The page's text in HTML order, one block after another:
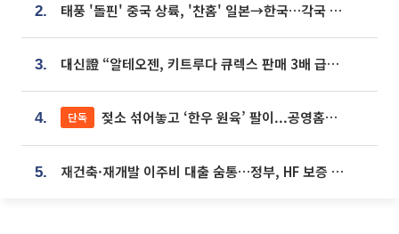
2. 태풍 '돌핀' 중국 상륙, '찬홈' 일본→한국…각국 기상청 예상 경로는?
3. 대신證 “알테오젠, 키트루다 큐렉스 판매 3배 급증…목표가 41만원 상향”
4. 단독 젖소 섞어놓고 ‘한우 원육’ 팔이...공영홈쇼핑 표기·검증 구멍
5. 재건축·재개발 이주비 대출 숨통…정부, HF 보증 신설 추진